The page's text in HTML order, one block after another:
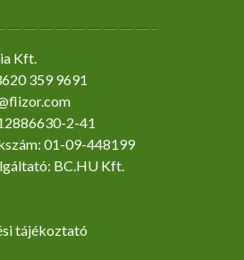
Kft.
359 9691
2-41
01-09-448199
BC.HU Kft.
tájékoztató